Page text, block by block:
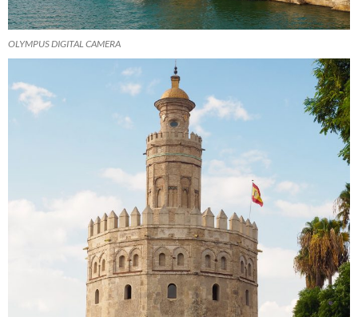
OLYMPUS DIGITAL CAMERA